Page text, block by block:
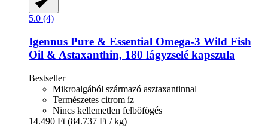
5.0 (4)
Igennus Pure & Essential Omega-​3 Wild Fish
Oil & Astaxanthin, 180 lágyzselé kapszula
Bestseller
Mikroalgából származó asztaxantinnal
Természetes citrom íz
Nincs kellemetlen felböfögés
14.490 Ft (84.737 Ft / kg)